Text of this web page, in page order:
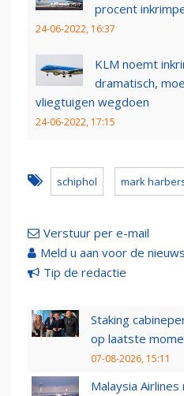
procent
24-06-2022, 16:37
KLM noemt
dramatisch,
vliegtuigen wegdoen
24-06-2022, 17:15
schiphol mark
Verstuur per e-mail
Meld u aan voor de
Tip de redactie
Staking
op laatste
07-08-2026, 15:11
Malaysia